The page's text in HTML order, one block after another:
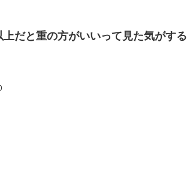
だと重の方がいいって見た気がする